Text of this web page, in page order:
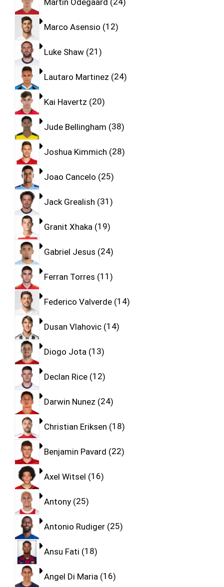
Marco Asensio 12
Luke Shaw 21
Lautaro Martinez 24
Kai Havertz 20
Jude Bellingham 38
Joshua Kimmich 28
Joao Cancelo 25
Jack Grealish 31
Granit Xhaka 19
Gabriel Jesus 24
Ferran Torres 11
Federico Valverde 14
Dusan Vlahovic 14
Diogo Jota 13
Declan Rice 12
Darwin Nunez 24
Christian Eriksen 18
Benjamin Pavard 22
Axel Witsel 16
Antony 25
Antonio Rudiger 25
Ansu Fati 18
Angel Di Maria 16